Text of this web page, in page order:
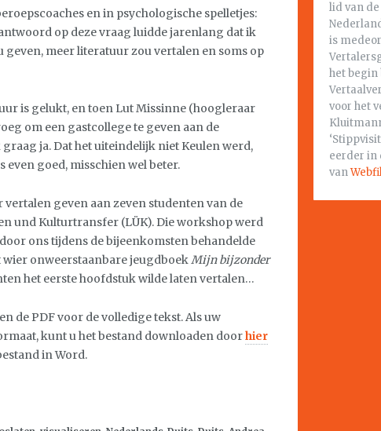
en in psychologische spelletjes:
op deze vraag luidde jarenlang dat ik
geven, meer literatuur zou vertalen en soms op
is gelukt, en toen Lut Missinne (hoogleraar
om een gastcollege te geven aan de
ja. Dat het uiteindelijk niet Keulen werd,
even goed, misschien wel beter.
geven aan zeven studenten van de
und Kulturtransfer (LÜK). Die workshop werd
ons tijdens de bijeenkomsten behandelde
wier onweerstaanbare jeugdboekMijn bijzonder
het eerste hoofdstuk wilde laten vertalen…
de PDF voor de volledige tekst. Als uw
kunt u het bestand downloaden doorhier
in Word.
lid van
is
het begin
voor het
eerder in
van